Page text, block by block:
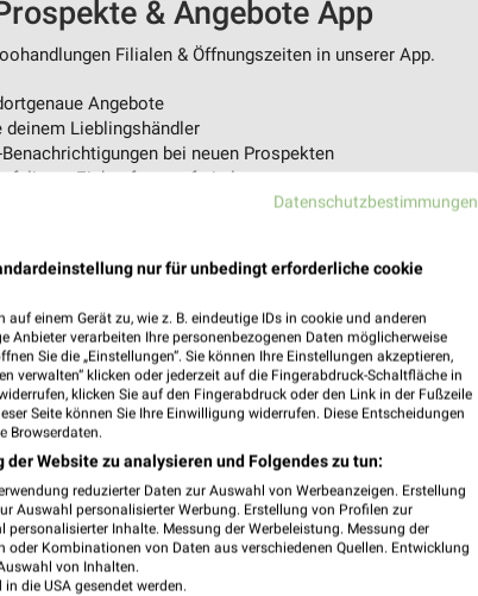
& Angebote App
Filialen & Öffnungszeiten in unserer App.
Angebote
deinem Lieblingshändler
Benachrichtigungen bei neuen Prospekten
- Einkauf stressfrei planen
Datenschutzbestimmungen
nur für unbedingt erforderliche cookie
einem Gerät zu, wie z. B. eindeutige IDs in cookie und anderen
Anbieter verarbeiten Ihre personenbezogenen Daten möglicherweise
Sie die „Einstellungen“. Sie können Ihre Einstellungen akzeptieren,
verwalten“ klicken oder jederzeit auf die Fingerabdruck-Schaltfläche in
klicken Sie auf den Fingerabdruck oder den Link in der Fußzeile
Seite können Sie Ihre Einwilligung widerrufen. Diese Entscheidungen
Browserdaten.
Website zu analysieren und Folgendes zu tun:
reduzierter Daten zur Auswahl von Werbeanzeigen. Erstellung
Auswahl personalisierter Werbung. Erstellung von Profilen zur
Inhalte. Messung der Werbeleistung. Messung der
Kombinationen von Daten aus verschiedenen Quellen. Entwicklung
von Inhalten.
die USA gesendet werden.